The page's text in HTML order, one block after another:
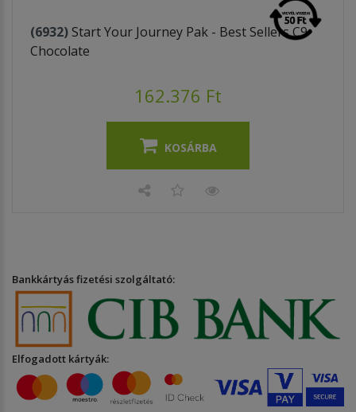
(6932) Start Your Journey Pak - Best Sellers C9
Chocolate
162.376 Ft
KOSÁRBA
Bankkártyás fizetési szolgáltató:
Elfogadott kártyák: